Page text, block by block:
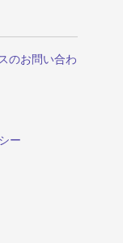
のお問い合わ
ー